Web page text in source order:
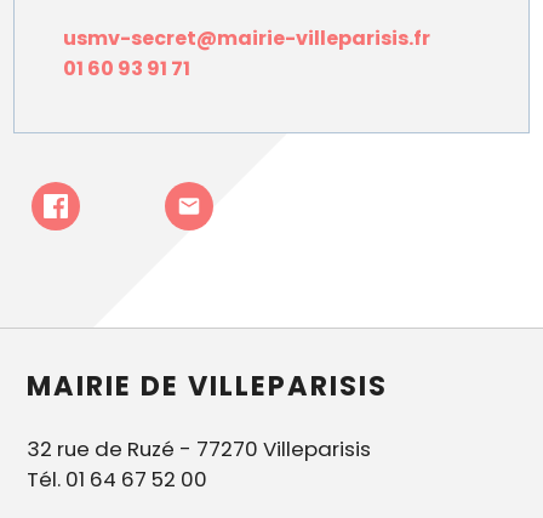
usmv-secret@mairie-villeparisis.fr
01 60 93 91 71
MAIRIE DE VILLEPARISIS
32 rue de Ruzé - 77270 Villeparisis
Tél. 01 64 67 52 00